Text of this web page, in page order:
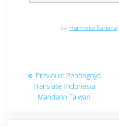
by Harmoko Sarjana
Navigasi
pos
Previous: Previous
post:
Pentingnya
Translate Indonesia
Mandarin Taiwan